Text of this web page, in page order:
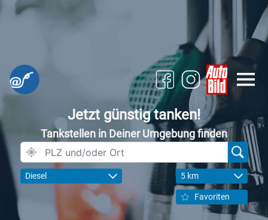
Jetzt günstig tanken!
Tankstellen in Deiner Umgebung finden
Diesel 5 km
Favoriten